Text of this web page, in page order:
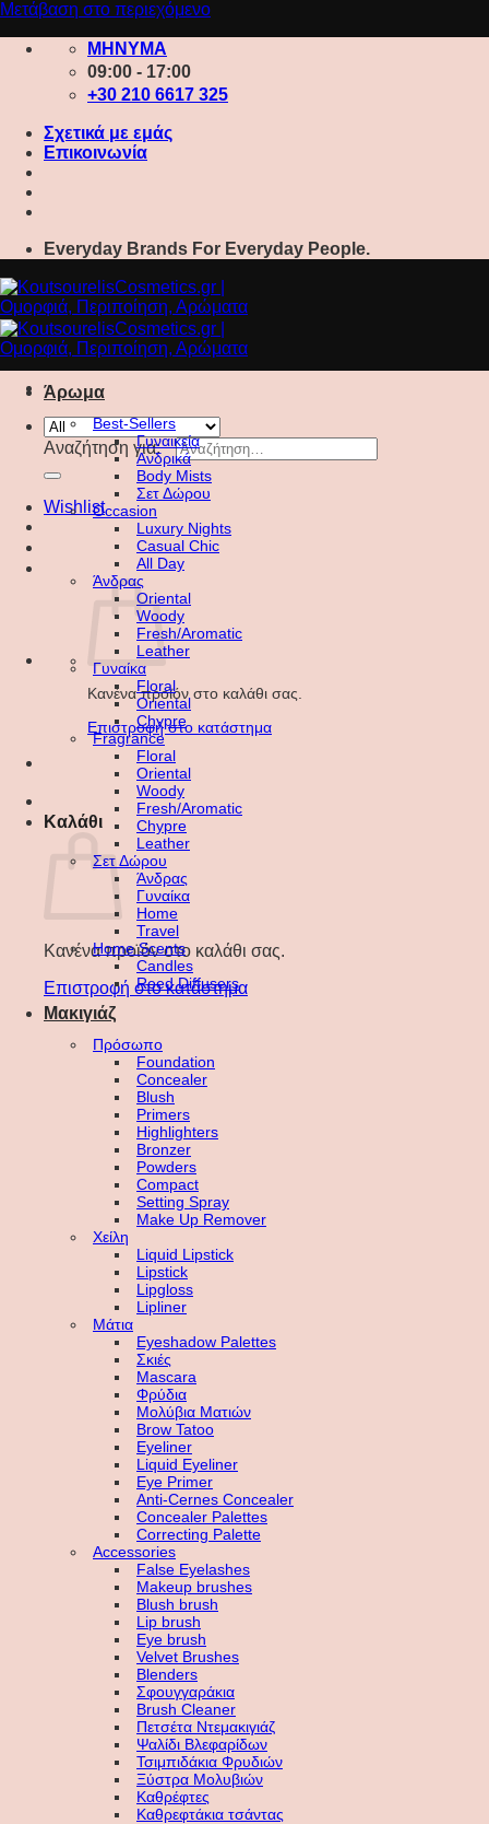
Μετάβαση στο περιεχόμενο
ΜΗΝΥΜΑ
09:00 - 17:00
+30 210 6617 325
Σχετικά με εμάς
Επικοινωνία
Everyday Brands For Everyday People.
Αναζήτηση για:
Wishlist
Κανένα προϊόν στο καλάθι σας.
Επιστροφή στο κατάστημα
Καλάθι
Κανένα προϊόν στο καλάθι σας.
Επιστροφή στο κατάστημα
Άρωμα
Best-Sellers
Γυναικεία
Ανδρικά
Body Mists
Σετ Δώρου
Occasion
Luxury Nights
Casual Chic
All Day
Άνδρας
Oriental
Woody
Fresh/Aromatic
Leather
Γυναίκα
Floral
Oriental
Chypre
Fragrance
Floral
Oriental
Woody
Fresh/Aromatic
Chypre
Leather
Σετ Δώρου
Άνδρας
Γυναίκα
Home
Travel
Home Scents
Candles
Reed Diffusers
Μακιγιάζ
Πρόσωπο
Foundation
Concealer
Blush
Primers
Highlighters
Bronzer
Powders
Compact
Setting Spray
Make Up Remover
Χείλη
Liquid Lipstick
Lipstick
Lipgloss
Lipliner
Μάτια
Eyeshadow Palettes
Σκιές
Mascara
Φρύδια
Μολύβια Ματιών
Brow Tatoo
Eyeliner
Liquid Eyeliner
Eye Primer
Anti-Cernes Concealer
Concealer Palettes
Correcting Palette
Accessories
False Eyelashes
Makeup brushes
Blush brush
Lip brush
Eye brush
Velvet Brushes
Blenders
Σφουγγαράκια
Brush Cleaner
Πετσέτα Ντεμακιγιάζ
Ψαλίδι Βλεφαρίδων
Τσιμπιδάκια Φρυδιών
Ξύστρα Μολυβιών
Καθρέφτες
Καθρεφτάκια τσάντας